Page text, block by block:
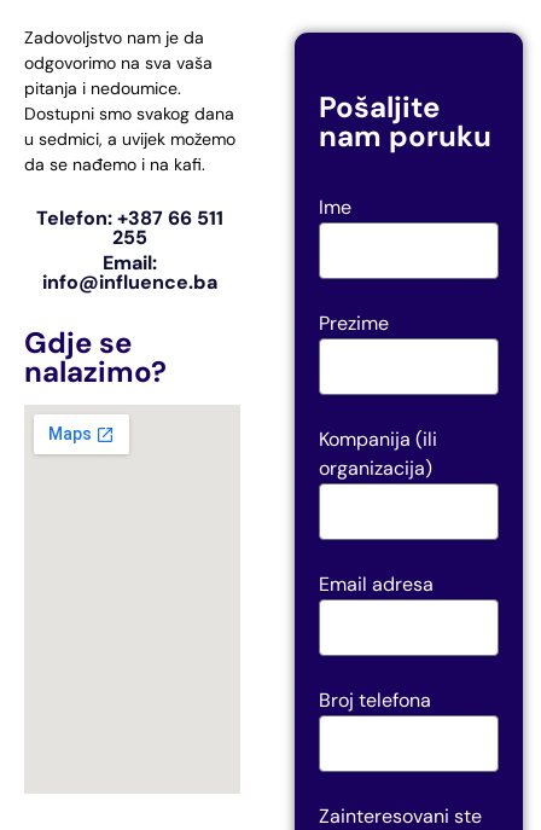
Zadovoljstvo nam je da
odgovorimo na sva vaša
pitanja i nedoumice.
Dostupni smo svakog dana
u sedmici, a uvijek možemo
da se nađemo i na kafi.
Telefon: +387 66 511
255
Email:
info@influence.ba
Gdje se
nalazimo?
Pošaljite
nam poruku
Ime
Prezime
Kompanija (ili
organizacija)
Email adresa
Broj telefona
Zainteresovani ste